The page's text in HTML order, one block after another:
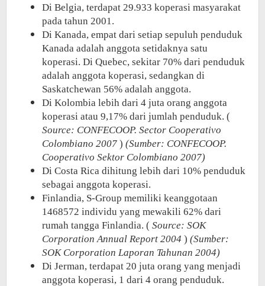
Di Belgia, terdapat 29.933 koperasi masyarakat
pada tahun 2001.
Di Kanada, empat dari setiap sepuluh penduduk
Kanada adalah anggota setidaknya satu
koperasi. Di Quebec, sekitar 70% dari penduduk
adalah anggota koperasi, sedangkan di
Saskatchewan 56% adalah anggota.
Di Kolombia lebih dari 4 juta orang anggota
koperasi atau 9,17% dari jumlah penduduk. (
Source: CONFECOOP. Sector Cooperativo
Colombiano 2007 ) (Sumber: CONFECOOP.
Cooperativo Sektor Colombiano 2007)
Di Costa Rica dihitung lebih dari 10% penduduk
sebagai anggota koperasi.
Finlandia, S-Group memiliki keanggotaan
1468572 individu yang mewakili 62% dari
rumah tangga Finlandia. ( Source: SOK
Corporation Annual Report 2004 ) (Sumber:
SOK Corporation Laporan Tahunan 2004)
Di Jerman, terdapat 20 juta orang yang menjadi
anggota koperasi, 1 dari 4 orang penduduk.